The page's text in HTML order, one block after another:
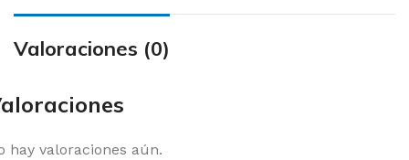
Valoraciones (0)
hay valoraciones aún.